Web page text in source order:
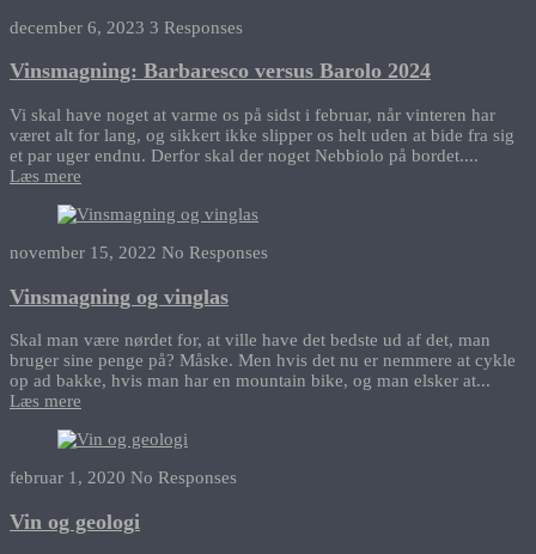
december 6, 2023 3 Responses
Vinsmagning: Barbaresco versus Barolo 2024
Vi skal have noget at varme os på sidst i februar, når vinteren har
været alt for lang, og sikkert ikke slipper os helt uden at bide fra sig
et par uger endnu. Derfor skal der noget Nebbiolo på bordet....
Læs mere
november 15, 2022 No Responses
Vinsmagning og vinglas
Skal man være nørdet for, at ville have det bedste ud af det, man
bruger sine penge på? Måske. Men hvis det nu er nemmere at cykle
op ad bakke, hvis man har en mountain bike, og man elsker at...
Læs mere
februar 1, 2020 No Responses
Vin og geologi